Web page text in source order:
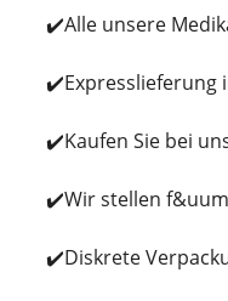
✔️Alle unsere
✔️Expresslieferung
✔️Kaufen Sie bei
✔️Wir stellen
✔️Diskrete